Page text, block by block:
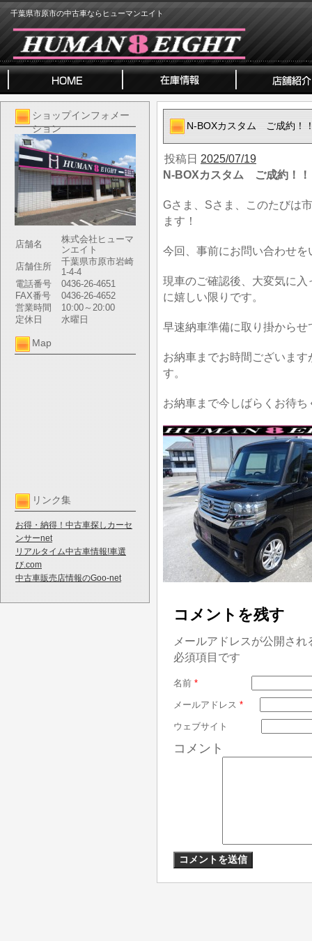
千葉県市原市の中古車ならヒューマンエイト
ショップインフォメー
ション
店舗名
株式会社ヒューマ
ンエイト
店舗住所
千葉県市原市岩崎
1-4-4
電話番号
0436-26-4651
FAX番号
0436-26-4652
営業時間
10:00～20:00
定休日
水曜日
Map
リンク集
お得・納得！中古車探しカーセ
ンサーnet
リアルタイム中古車情報!車選
び.com
中古車販売店情報のGoo-net
N-BOXカスタム ご成約！
投稿日 2025/07/19
N-BOXカスタム ご成約！！
Gさま、Sさま、このたびは
ます！
今回、事前にお問い合わせを
現車のご確認後、大変気に
に嬉しい限りです。
早速納車準備に取り掛からせ
お納車までお時間ございま
す。
お納車まで今しばらくお待ち
コメントを残す
メールアドレスが公開さ
必須項目です
名前 *
メールアドレス *
ウェブサイト
コメント